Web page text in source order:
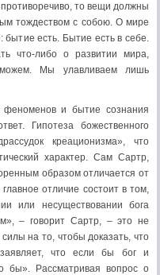
то вещи должны
тождеством с собою. О мире
есть. Бытие есть в себе.
что-либо о развитии мира,
Мы улавливаем лишь
и бытие сознания
Гипотеза божественного
креационизма», что
характер. Сам Сартр,
образом отличается от
отличие состоит в том,
или несуществовании бога
– говорит Сартр, – это не
на то, чтобы доказать, что
что если бы бог и
бы». Рассматривая вопрос о